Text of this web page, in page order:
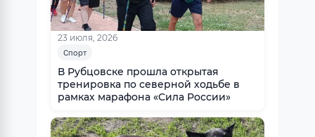
23 июля, 2026
Спорт
В Рубцовске прошла открытая
тренировка по северной ходьбе в
рамках марафона «Сила России»